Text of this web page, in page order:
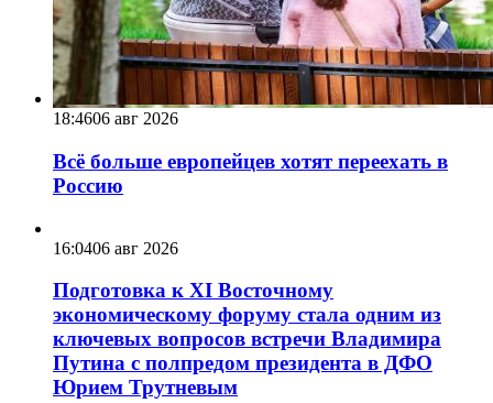
18:4606 авг 2026
Всё больше европейцев хотят переехать в
Россию
16:0406 авг 2026
Подготовка к XI Восточному
экономическому форуму стала одним из
ключевых вопросов встречи Владимира
Путина с полпредом президента в ДФО
Юрием Трутневым